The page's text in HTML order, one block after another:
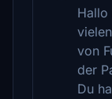
Hallo
von
der
Du